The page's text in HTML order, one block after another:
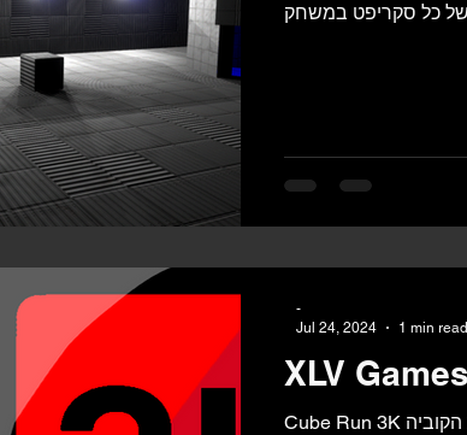
Cube Run 3K משחק ארקייד תלת-ממדי בו תנווטו את הקוביה
-
Jul 24, 2024
1 min read